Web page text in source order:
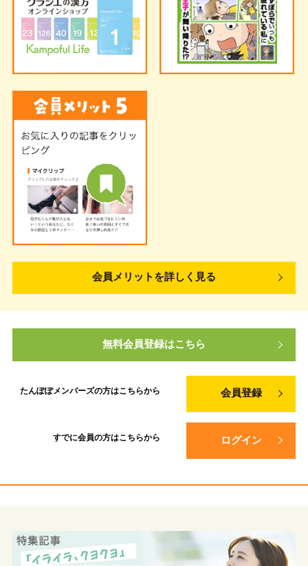
会員メリットを詳しく見る
無料会員登録はこちら
たんぽぽメンバーズの方はこちらから 会員登録
すでに会員の方はこちらから ログイン